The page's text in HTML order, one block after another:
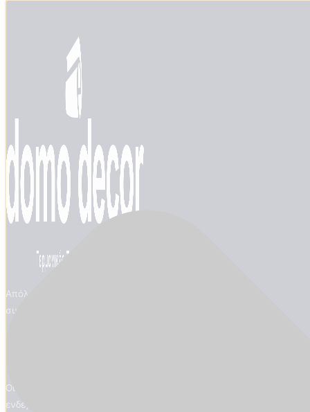
Απόλυτη εξειδίκευση στις ταπετσαρίες τοίχου. Επίσημος
συνεργάτης marburg από το 1972.
Οι τιμές και οι προσφορές του ηλεκτρονικού καταστήματος
ενδέχεται να διαφέρουν από εκείνες του φυσικού καταστήματος.